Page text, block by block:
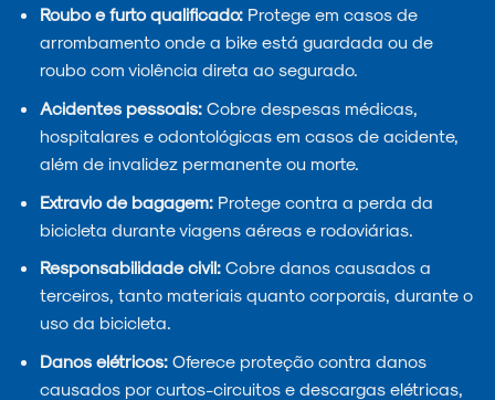
Roubo e furto qualificado:Protege em casos de
arrombamento onde a bike está guardada ou de
roubo com violência direta ao segurado.
Acidentes pessoais:Cobre despesas médicas,
hospitalares e odontológicas em casos de acidente,
além de invalidez permanente ou morte.
Extravio de bagagem:Protege contra a perda da
bicicleta durante viagens aéreas e rodoviárias.
Responsabilidade civil:Cobre danos causados a
terceiros, tanto materiais quanto corporais, durante o
uso da bicicleta.
Danos elétricos:Oferece proteção contra danos
causados por curtos-circuitos e descargas elétricas,